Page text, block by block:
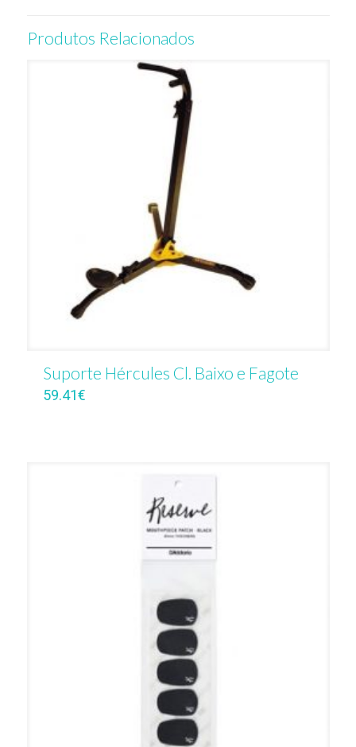
Produtos Relacionados
Suporte Hércules Cl. Baixo e Fagote
59.41€